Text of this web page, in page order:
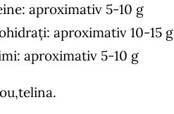
aproximativ 5-10 g
aproximativ 10-15 g
aproximativ 5-10 g